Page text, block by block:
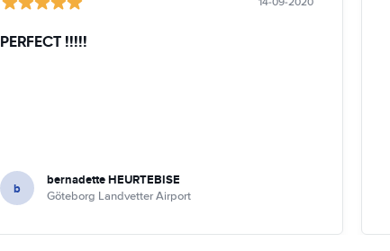
PERFECT !!!!!
b bernadette HEURTEBISE
Göteborg Landvetter Airport